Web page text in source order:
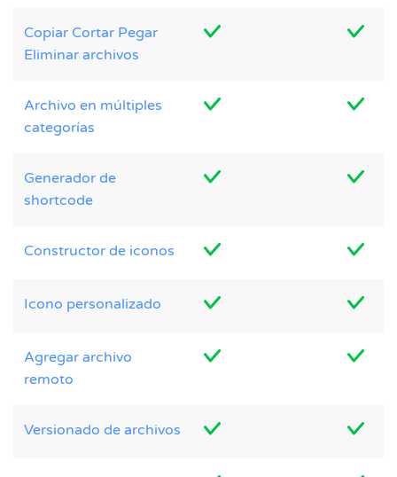
Copiar Cortar Pegar
Eliminar archivos
Archivo en múltiples
categorías
Generador de
shortcode
Constructor de iconos
Icono personalizado
Agregar archivo
remoto
Versionado de archivos